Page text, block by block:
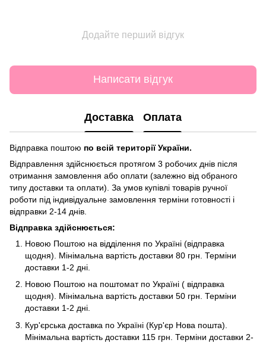
Додайте перший відгук
Написати відгук
Доставка Оплата
Відправка поштою по всій території України.
Відправлення здійснюється протягом 3 робочих днів після
отримання замовлення або оплати (залежно від обраного
типу доставки та оплати). За умов купівлі товарів ручної
роботи під індивідуальне замовлення терміни готовності і
відправки 2-14 днів.
Відправка здійснюється:
Новою Поштою на відділення по Україні (відправка
щодня). Мінімальна вартість доставки 80 грн. Терміни
доставки 1-2 дні.
Новою Поштою на поштомат по Україні ( відправка
щодня). Мінімальна вартість доставки 50 грн. Терміни
доставки 1-2 дні.
Кур'єрська доставка по Україні (Кур'єр Нова пошта).
Мінімальна вартість доставки 115 грн. Терміни доставки 2-